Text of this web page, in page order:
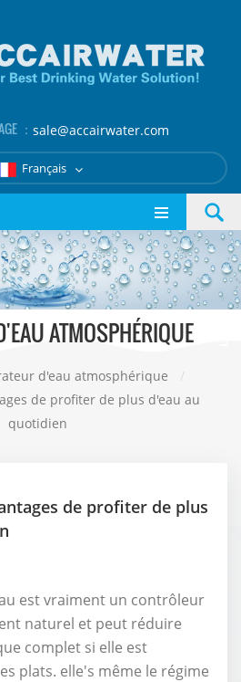
： sale@accairwater.com
Français
ATMOSPHÉRIQUE
d'eau atmosphérique
/
de profiter de plus d'eau au
quotidien
de profiter de plus
est vraiment un contrôleur
naturel et peut réduire
complet si elle est
plats. elle's même le régime